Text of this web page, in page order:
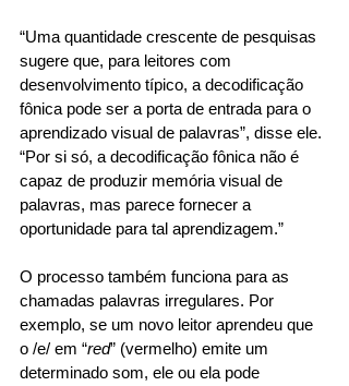
“Uma quantidade crescente de pesquisas
sugere que, para leitores com
desenvolvimento típico, a decodificação
fônica pode ser a porta de entrada para o
aprendizado visual de palavras”, disse ele.
“Por si só, a decodificação fônica não é
capaz de produzir memória visual de
palavras, mas parece fornecer a
oportunidade para tal aprendizagem.”
O processo também funciona para as
chamadas palavras irregulares. Por
exemplo, se um novo leitor aprendeu que
o /e/ em “red” (vermelho) emite um
determinado som, ele ou ela pode